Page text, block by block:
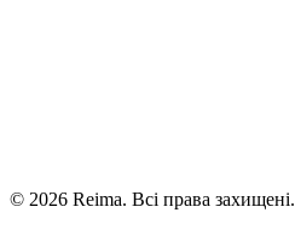
© 2026 Reima. Всі права захищені.